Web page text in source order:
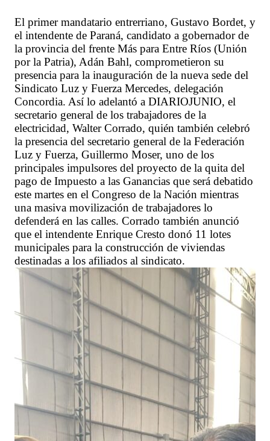
El primer mandatario entrerriano, Gustavo Bordet, y
el intendente de Paraná, candidato a gobernador de
la provincia del frente Más para Entre Ríos (Unión
por la Patria), Adán Bahl, comprometieron su
presencia para la inauguración de la nueva sede del
Sindicato Luz y Fuerza Mercedes, delegación
Concordia. Así lo adelantó a DIARIOJUNIO, el
secretario general de los trabajadores de la
electricidad, Walter Corrado, quién también celebró
la presencia del secretario general de la Federación
Luz y Fuerza, Guillermo Moser, uno de los
principales impulsores del proyecto de la quita del
pago de Impuesto a las Ganancias que será debatido
este martes en el Congreso de la Nación mientras
una masiva movilización de trabajadores lo
defenderá en las calles. Corrado también anunció
que el intendente Enrique Cresto donó 11 lotes
municipales para la construcción de viviendas
destinadas a los afiliados al sindicato.